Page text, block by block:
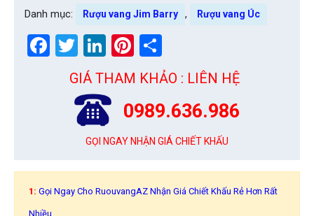
Danh mục: Rượu vang Jim Barry , Rượu vang Úc
Facebook
Twitter
LinkedIn
Pinterest
GIÁ THAM KHẢO : LIÊN HỆ
0989.636.986
GỌI NGAY NHẬN GIÁ CHIẾT KHẤU
1: Gọi Ngay Cho RuouvangAZ Nhận Giá Chiết Khấu Rẻ Hơn Rất
Nhiều